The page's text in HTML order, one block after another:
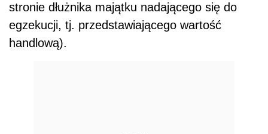
stronie dłużnika majątku nadającego się do
egzekucji, tj. przedstawiającego wartość
handlową).